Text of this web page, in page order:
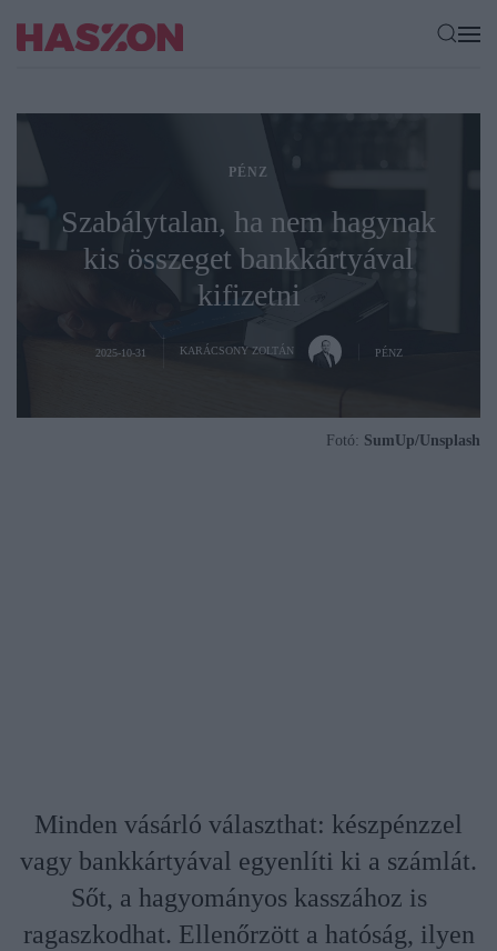
PÉNZ
Szabálytalan, ha nem hagynak
kis összeget bankkártyával
kifizetni
2025-10-31 KARÁCSONY ZOLTÁN PÉNZ
Fotó: SumUp/Unsplash
Minden vásárló választhat: készpénzzel
vagy bankkártyával egyenlíti ki a számlát.
Sőt, a hagyományos kasszához is
ragaszkodhat. Ellenőrzött a hatóság, ilyen